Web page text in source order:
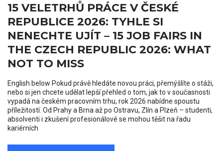
15 VELETRHŮ PRÁCE V ČESKÉ
REPUBLICE 2026: TYHLE SI
NENECHTE UJÍT – 15 JOB FAIRS IN
THE CZECH REPUBLIC 2026: WHAT
NOT TO MISS
English below Pokud právě hledáte novou práci, přemýšlíte o stáži,
nebo si jen chcete udělat lepší přehled o tom, jak to v současnosti
vypadá na českém pracovním trhu, rok 2026 nabídne spoustu
příležitostí. Od Prahy a Brna až po Ostravu, Zlín a Plzeň – studenti,
absolventi i zkušení profesionálové se mohou těšit na řadu
kariérních